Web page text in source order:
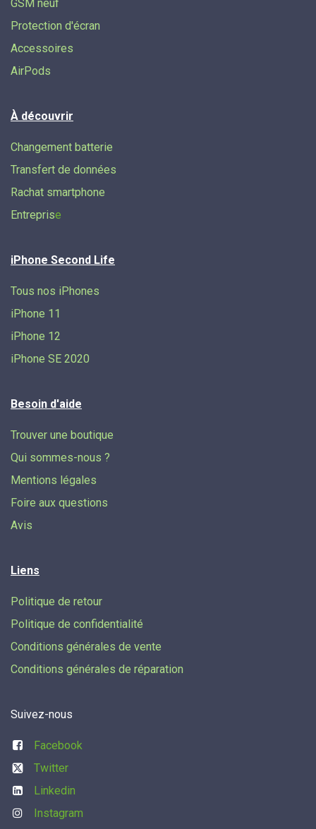
GSM neuf
Protection d'écran
Accessoires
AirPods
À découvrir
Changement batterie
Transfert de données​
Rachat smartphone
Entreprise
iPhone Second Life
Tous nos iPhones
iPhone 11
iPhone 12
iPhone SE 2020
Besoin d'aide
Trouver une boutique
Qui sommes-nous ?
Mentions légales
Foire aux questions
Avis
Liens
Politique de retour
Politique de confidentialité
Conditions générales de vente
Conditions générales de réparation
Suivez-nous
Facebook
Twitter
Linkedin
Instagram